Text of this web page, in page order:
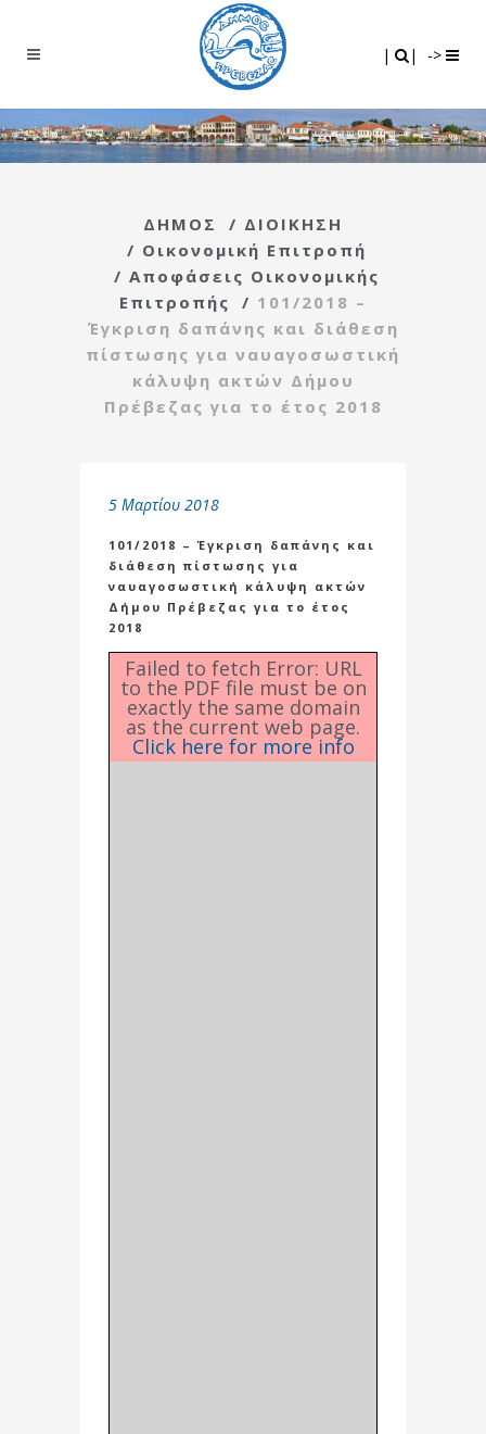
| | ->
ΔΗΜΟΣ / ΔΙΟΙΚΗΣΗ
/ Οικονομική Επιτροπή
/ Αποφάσεις Οικονομικής
Επιτροπής
/ 101/2018 –
Έγκριση δαπάνης και διάθεση
πίστωσης για ναυαγοσωστική
κάλυψη ακτών Δήμου
Πρέβεζας για το έτος 2018
5 Μαρτίου 2018
101/2018 – Έγκριση δαπάνης και
διάθεση πίστωσης για
ναυαγοσωστική κάλυψη ακτών
Δήμου Πρέβεζας για το έτος
2018
Failed to fetch Error: URL
to the PDF file must be on
exactly the same domain
as the current web page.
Click here for more info